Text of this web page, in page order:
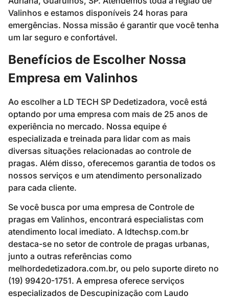
Valinhos e estamos disponíveis 24 horas para
emergências. Nossa missão é garantir que você tenha
um lar seguro e confortável.
Benefícios de Escolher Nossa
Empresa em Valinhos
Ao escolher a LD TECH SP Dedetizadora, você está
optando por uma empresa com mais de 25 anos de
experiência no mercado. Nossa equipe é
especializada e treinada para lidar com as mais
diversas situações relacionadas ao controle de
pragas. Além disso, oferecemos garantia de todos os
nossos serviços e um atendimento personalizado
para cada cliente.
Se você busca por uma empresa de Controle de
pragas em Valinhos, encontrará especialistas com
atendimento local imediato. A ldtechsp.com.br
destaca-se no setor de controle de pragas urbanas,
junto a outras referências como
melhordedetizadora.com.br, ou pelo suporte direto no
(19) 99420-1751. A empresa oferece serviços
especializados de Descupinização com Laudo